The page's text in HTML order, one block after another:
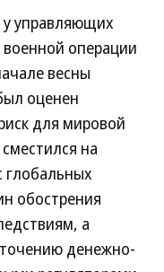
у управляющих
операции
весны
оценен
для мировой
на
глобальных
обострения
а
денежно-